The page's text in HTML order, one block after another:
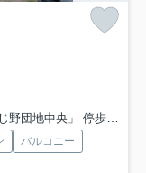
地中央」 停歩11分
バルコニー